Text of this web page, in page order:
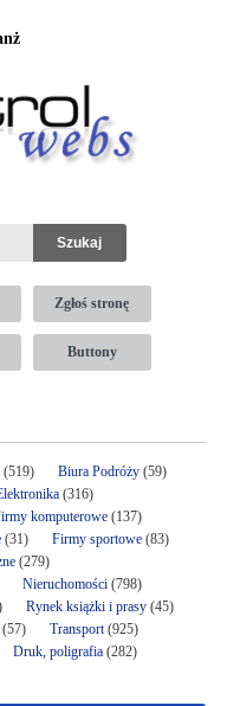
Zgłoś stronę
Buttony
(519) Biura Podróży(59)
(316)
komputerowe(137)
(31) Firmy sportowe(83)
(279)
Nieruchomości(798)
Rynek książki i prasy(45)
Transport(925)
Druk, poligrafia(282)